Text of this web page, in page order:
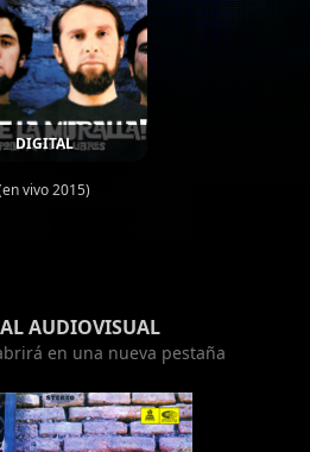
DIGITAL
vivo 2015)
AUDIOVISUAL
en una nueva pestaña